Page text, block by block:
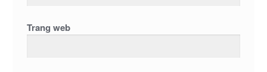
Trang web